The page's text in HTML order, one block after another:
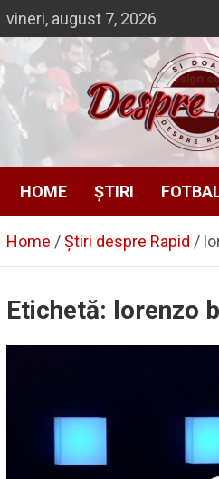
to
content
vineri, august 7, 2026
Despre
Si doar … despre Rapid
HOME ȘTIRI
Home Știri despre Rapid
Etichetă: lorenzo